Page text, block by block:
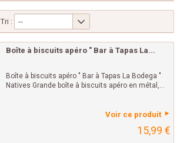
Tri : --
Boîte à biscuits apéro " Bar à Tapas La...
Boîte à biscuits apéro " Bar à Tapas La Bodega "
Natives Grande boîte à biscuits apéro en métal,...
Voir ce produit
15,99 €